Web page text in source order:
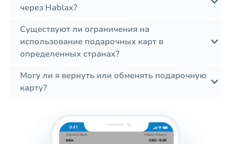
через Hablax?
Существуют ли ограничения на
использование подарочных карт в
определенных странах?
Могу ли я вернуть или обменять подарочную
карту?